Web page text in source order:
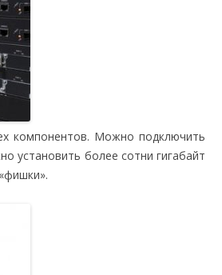
компонентов. Можно подключить
установить более сотни гигабайт